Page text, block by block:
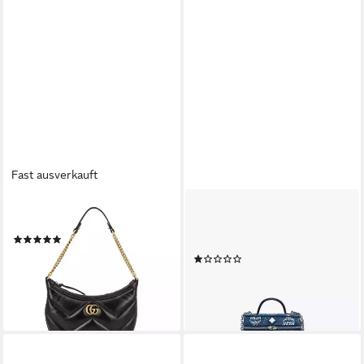
Fast ausverkauft
Schultertasche GG Marmont
(1)
1.290,00 € 1.800,00 €
lieferbar - in 2-3 Werktagen bei dir
lieferbar - in 2-3 Werktagen bei dir